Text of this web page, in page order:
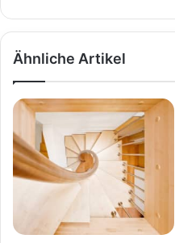
Ähnliche Artikel